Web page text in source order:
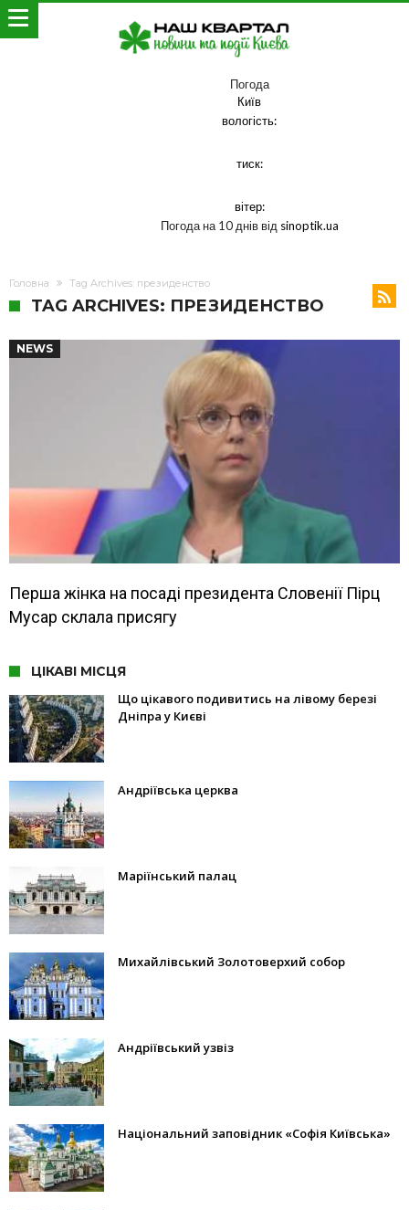
Погода
Київ
вологість:
тиск:
вітер:
Погода на 10 днів від sinoptik.ua
Головна Tag Archives: президенство
TAG ARCHIVES: ПРЕЗИДЕНСТВО
NEWS
Перша жінка на посаді президента Словенії Пірц
Мусар склала присягу
ЦІКАВІ МІСЦЯ
Що цікавого подивитись на лівому березі
Дніпра у Києві
Андріївська церква
Маріїнський палац
Михайлівський Золотоверхий собор
Андріївський узвіз
Національний заповідник «Софія Київська»